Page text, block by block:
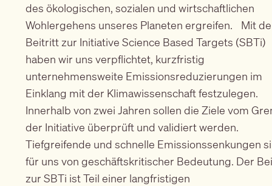
des ökologischen, sozialen und wirtschaftlichen
Wohlergehens unseres Planeten ergreifen. Mit
Beitritt zur Initiative Science Based Targets (SBTi)
haben wir uns verpflichtet, kurzfristig
unternehmensweite Emissionsreduzierungen im
Einklang mit der Klimawissenschaft festzulegen.
Innerhalb von zwei Jahren sollen die Ziele vom
der Initiative überprüft und validiert werden.
Tiefgreifende und schnelle Emissionssenkungen
für uns von geschäftskritischer Bedeutung. Der
zur SBTi ist Teil einer langfristigen